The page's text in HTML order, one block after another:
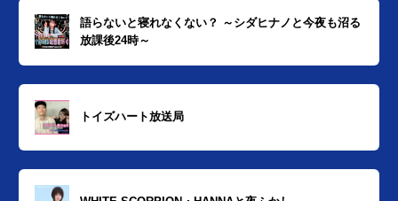
語らないと寝れなくない？ ～シダヒナノと今夜も沼る
放課後24時～
トイズハート放送局